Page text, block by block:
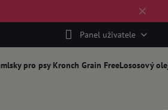
✕
Panel uživatele
pro psy Kronch Grain FreeLososový